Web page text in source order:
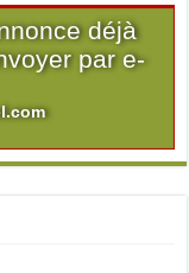
déjà
par e-